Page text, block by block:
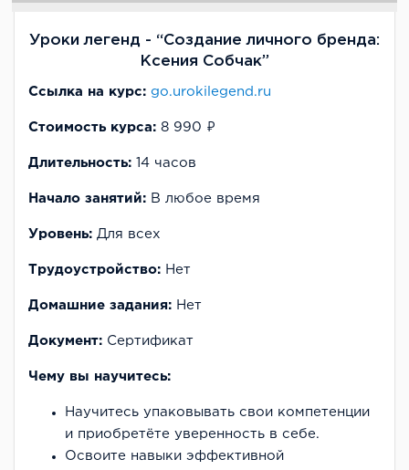
Уроки легенд - “Создание личного бренда:
Ксения Собчак”
Ссылка на курс: go.urokilegend.ru
Стоимость курса: 8 990 ₽
Длительность: 14 часов
Начало занятий: В любое время
Уровень: Для всех
Трудоустройство: Нет
Домашние задания: Нет
Документ: Cертификат
Чему вы научитесь:
Научитесь упаковывать свои компетенции
и приобретёте уверенность в себе.
Освоите навыки эффективной